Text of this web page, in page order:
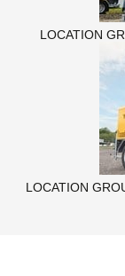
LOCATION
LOCATION